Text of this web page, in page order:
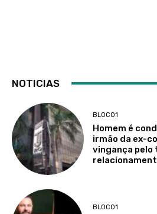
NOTICIAS
BLOCO1
Homem é
irmão da ex-
vingança pelo
BLOCO1